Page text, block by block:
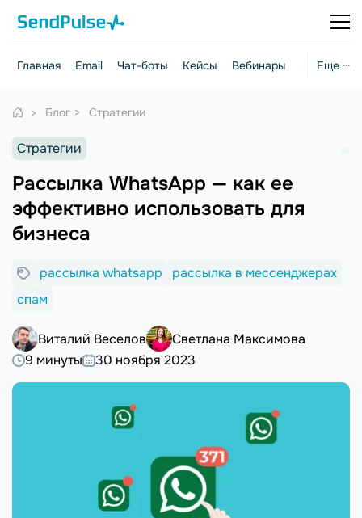
Еще ···
Главная Email Чат-боты Кейсы Вебинары Стратегии
Блог Стратегии
Стратегии
Рассылка WhatsApp — как ее
эффективно использовать для
бизнеса
рассылка whatsapp
рассылка в мессенджерах
спам
Виталий Веселов
Светлана Максимова
9 минуты
30 ноября 2023